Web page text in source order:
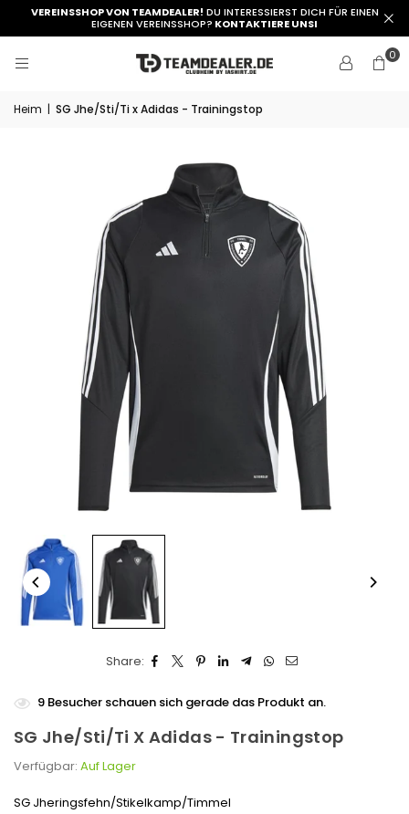
VEREINSSHOP VON TEAMDEALER! DU INTERESSIERST DICH FÜR EINEN
EIGENEN VEREINSSHOP? KONTAKTIERE UNSI
0
Heim | SG Jhe/Sti/Ti x Adidas - Trainingstop
Share:
9 Besucher schauen sich gerade das Produkt an.
SG Jhe/Sti/Ti X Adidas - Trainingstop
Verfügbar: Auf Lager
SG Jheringsfehn/Stikelkamp/Timmel